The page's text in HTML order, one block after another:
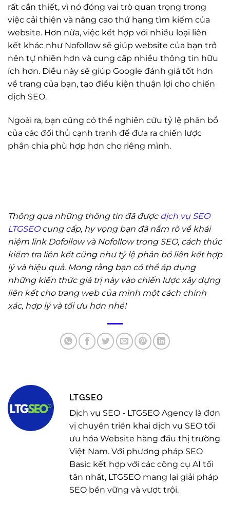
rất cần thiết, vì nó đóng vai trò quan trọng trong
việc cải thiện và nâng cao thứ hạng tìm kiếm của
website. Hơn nữa, việc kết hợp với nhiều loại liên
kết khác như Nofollow sẽ giúp website của bạn trở
nên tự nhiên hơn và cung cấp nhiều thông tin hữu
ích hơn. Điều này sẽ giúp Google đánh giá tốt hơn
về trang của bạn, tạo điều kiện thuận lợi cho chiến
dịch SEO.
Ngoài ra, bạn cũng có thể nghiên cứu tỷ lệ phân bổ
của các đối thủ cạnh tranh để đưa ra chiến lược
phân chia phù hợp hơn cho riêng mình.
Thông qua những thông tin đã được dịch vụ SEO
LTGSEOcung cấp, hy vọng bạn đã nắm rõ về khái
niệm link Dofollow và Nofollow trong SEO, cách thức
kiểm tra liên kết cũng như tỷ lệ phân bổ liên kết hợp
lý và hiệu quả. Mong rằng bạn có thể áp dụng
những kiến thức giá trị này vào chiến lược xây dựng
liên kết cho trang web của mình một cách chính
xác, hợp lý và tối ưu hơn nhé!
LTGSEO
Dịch vụ SEO - LTGSEO Agency là đơn
vị chuyên triển khai dịch vụ SEO tối
ưu hóa Website hàng đầu thị trường
Việt Nam. Với phương pháp SEO
Basic kết hợp với các công cụ AI tối
tân nhất, LTGSEO mang lại giải pháp
SEO bền vững và vượt trội.